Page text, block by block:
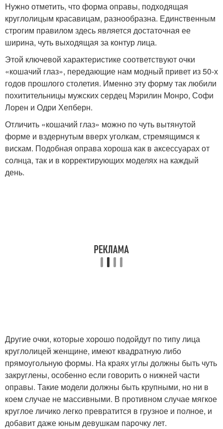
Нужно отметить, что форма оправы, подходящая
круглолицым красавицам, разнообразна. Единственным
строгим правилом здесь является достаточная ее
ширина, чуть выходящая за контур лица.
Этой ключевой характеристике соответствуют очки
«кошачий глаз», передающие нам модный привет из 50-х
годов прошлого столетия. Именно эту форму так любили
похитительницы мужских сердец Мэрилин Монро, Софи
Лорен и Одри Хепберн.
Отличить «кошачий глаз» можно по чуть вытянутой
форме и вздернутым вверх уголкам, стремящимся к
вискам. Подобная оправа хороша как в аксессуарах от
солнца, так и в корректирующих моделях на каждый
день.
Другие очки, которые хорошо подойдут по типу лица
круглолицей женщине, имеют квадратную либо
прямоугольную формы. На краях углы должны быть чуть
закруглены, особенно если говорить о нижней части
оправы. Такие модели должны быть крупными, но ни в
коем случае не массивными. В противном случае мягкое
круглое личико легко превратится в грузное и полное, и
добавит даже юным девушкам парочку лет.